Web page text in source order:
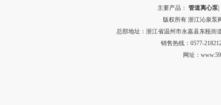
主要产品： 管道离心泵
版权所有 浙江沁泉泵
总部地址：浙江省温州市永嘉县东瓯街
销售热线：0577-
网址：